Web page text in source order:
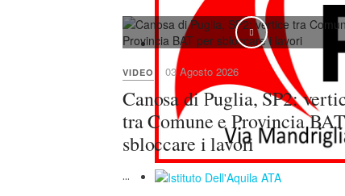
VIDEO 03 Agosto 2026
Canosa di Puglia, SP2:
tra Comune e Provincia
sbloccare i lavori
...